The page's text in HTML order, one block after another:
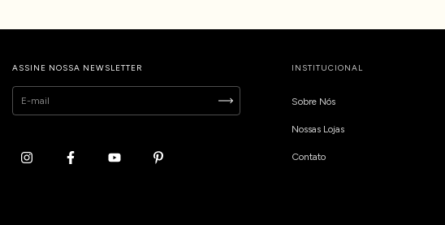
ASSINE NOSSA NEWSLETTER INSTITUCIONAL
Sobre Nós
Nossas Lojas
Contato